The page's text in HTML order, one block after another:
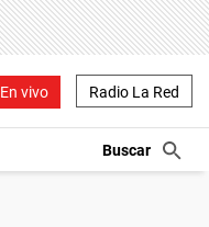
En vivo Radio La Red